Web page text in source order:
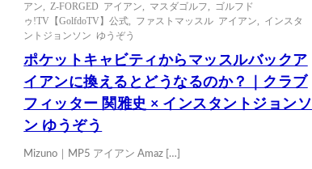
アン
Z-FORGED アイアン マスダゴルフ
ゴルフド
ゥ!TV【GolfdoTV】公式
ファストマッスル アイアン
インスタ
ントジョンソン ゆうぞう
ポケットキャビティからマッスルバックア
イアンに換えるとどうなるのか？｜クラブ
フィッター 関雅史 × インスタントジョンソ
ン ゆうぞう
Mizuno｜MP5 アイアン Amaz […]